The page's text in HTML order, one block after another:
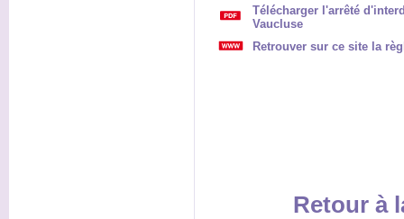
Télécharger l'arrêté
Vaucluse
Retrouver sur ce site la
Retour à